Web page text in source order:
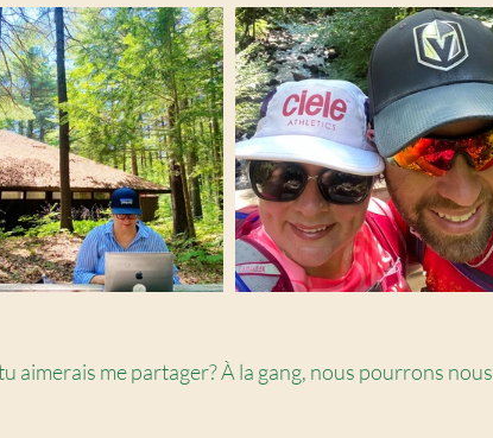
aimerais me partager? À la gang, nous pourrons nous